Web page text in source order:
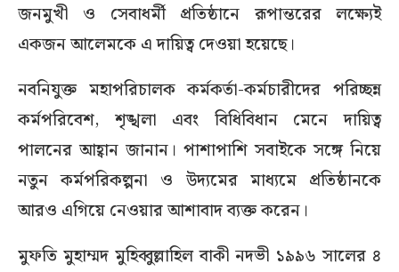
জনমুখী ও সেবাধর্মী প্রতিষ্ঠানে রূপান্তরের লক্ষ্যেই
একজন আলেমকে এ দায়িত্ব দেওয়া হয়েছে।
নবনিযুক্ত মহাপরিচালক কর্মকর্তা-কর্মচারীদের পরিচ্ছন্ন
কর্মপরিবেশ, শৃঙ্খলা এবং বিধিবিধান মেনে দায়িত্ব
পালনের আহ্বান জানান। পাশাপাশি সবাইকে সঙ্গে নিয়ে
নতুন কর্মপরিকল্পনা ও উদ্যমের মাধ্যমে প্রতিষ্ঠানকে
আরও এগিয়ে নেওয়ার আশাবাদ ব্যক্ত করেন।
মুফতি মুহাম্মদ মুহিব্বুল্লাহিল বাকী নদভী ১৯৯৬ সালের ৪